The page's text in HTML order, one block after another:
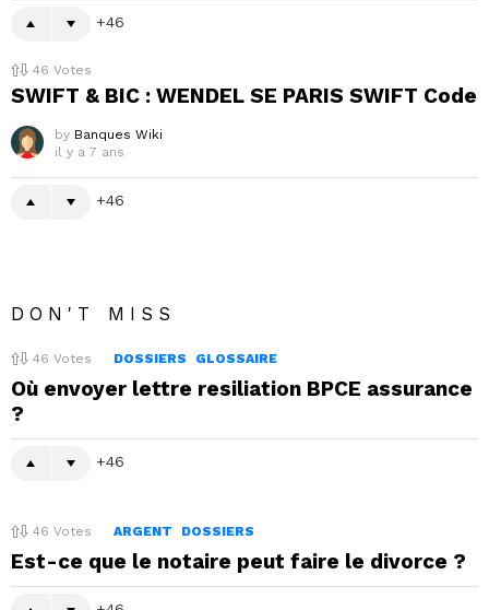
46
46 Votes
SWIFT & BIC : WENDEL SE PARIS SWIFT Code
by Banques Wiki
il y a 7 ans
46
DON'T MISS
46 Votes DOSSIERS GLOSSAIRE
Où envoyer lettre resiliation BPCE assurance
?
46
46 Votes ARGENT DOSSIERS
Est-ce que le notaire peut faire le divorce ?